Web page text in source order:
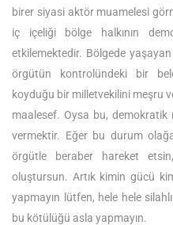
birer siyasi aktör muamelesi
iç içeliği bölge halkının
etkilemektedir. Bölgede
örgütün kontrolündeki bir
koyduğu bir milletvekilini meşru
maalesef. Oysa bu,
vermektir. Eğer bu durum
örgütle beraber hareket
oluştursun. Artık kimin gücü
yapmayın lütfen, hele hele
bu kötülüğü asla yapmayın.